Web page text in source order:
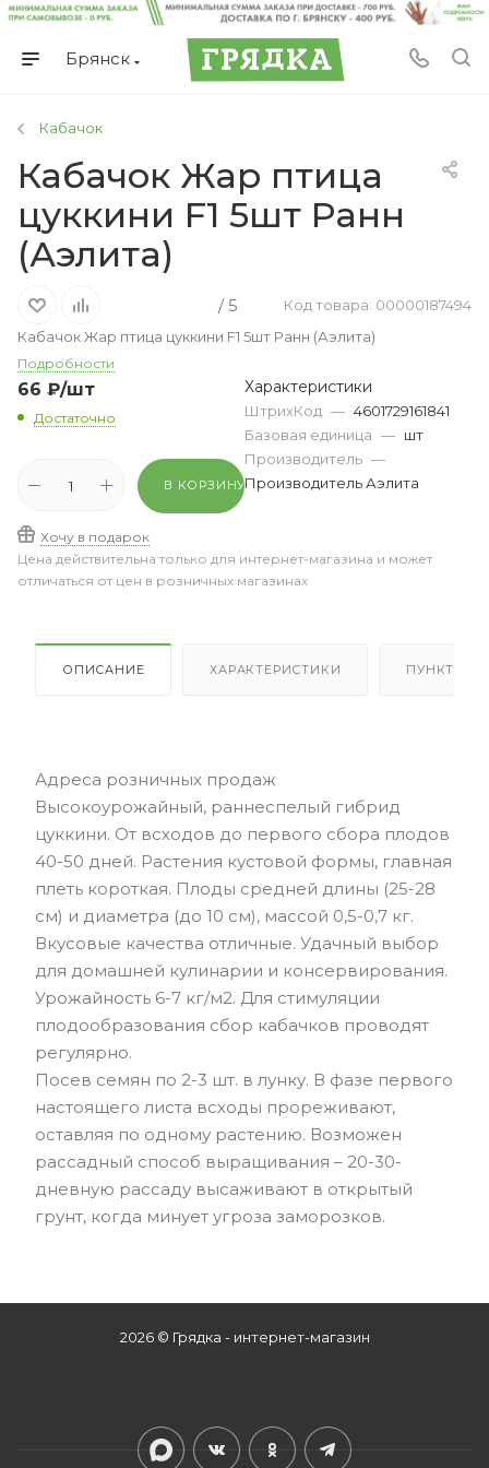
Брянск
Кабачок
Кабачок Жар птица
цуккини F1 5шт Ранн
(Аэлита)
/ 5
Код товара: 00000187494
Кабачок Жар птица цуккини F1 5шт Ранн (Аэлита)
Подробности
66 ₽/шт
Достаточно
В КОРЗИНУ
Хочу в подарок
Характеристики
ШтрихКод — 4601729161841
Базовая единица — шт
Производитель —
Производитель Аэлита
Цена действительна только для интернет-магазина и может
отличаться от цен в розничных магазинах
ОПИСАНИЕ ХАРАКТЕРИСТИКИ ПУНКТЫ
Адреса розничных продаж
Высокоурожайный, раннеспелый гибрид
цуккини. От всходов до первого сбора плодов
40-50 дней. Растения кустовой формы, главная
плеть короткая. Плоды средней длины (25-28
см) и диаметра (до 10 см), массой 0,5-0,7 кг.
Вкусовые качества отличные. Удачный выбор
для домашней кулинарии и консервирования.
Урожайность 6-7 кг/м2. Для стимуляции
плодообразования сбор кабачков проводят
регулярно.
Посев семян по 2-3 шт. в лунку. В фазе первого
настоящего листа всходы прореживают,
оставляя по одному растению. Возможен
рассадный способ выращивания – 20-30-
дневную рассаду высаживают в открытый
грунт, когда минует угроза заморозков.
2026 © Грядка - интернет-магазин